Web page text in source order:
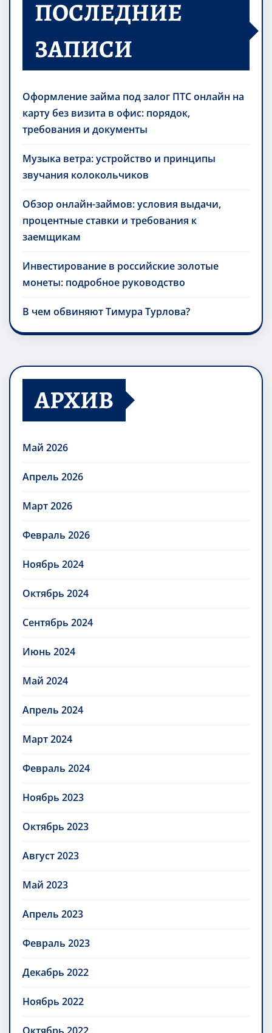
ПОСЛЕДНИЕ
ЗАПИСИ
Оформление займа под залог ПТС онлайн на
карту без визита в офис: порядок,
требования и документы
Музыка ветра: устройство и принципы
звучания колокольчиков
Обзор онлайн-займов: условия выдачи,
процентные ставки и требования к
заемщикам
Инвестирование в российские золотые
монеты: подробное руководство
В чем обвиняют Тимура Турлова?
АРХИВ
Май 2026
Апрель 2026
Март 2026
Февраль 2026
Ноябрь 2024
Октябрь 2024
Сентябрь 2024
Июнь 2024
Май 2024
Апрель 2024
Март 2024
Февраль 2024
Ноябрь 2023
Октябрь 2023
Август 2023
Май 2023
Апрель 2023
Февраль 2023
Декабрь 2022
Ноябрь 2022